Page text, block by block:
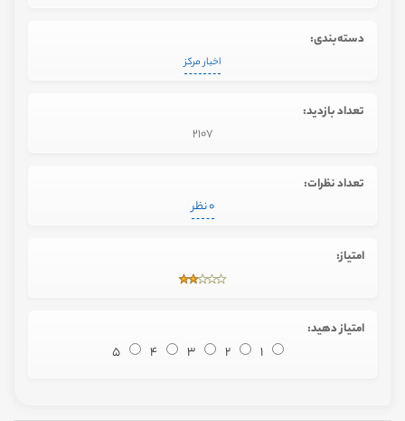
دسته‌بندی:
اخبار مرکز
تعداد بازدید:
2107
تعداد نظرات:
0 نظر
امتیاز:
امتیاز دهید:
1
2
3
4
5